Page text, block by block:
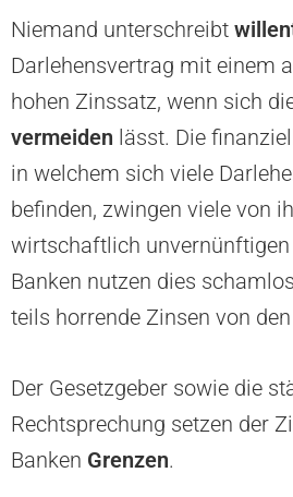
Niemand unterschreibt
Darlehensvertrag mit einem
hohen Zinssatz, wenn sich
vermeiden lässt. Die
in welchem sich viele
befinden, zwingen viele von
wirtschaftlich unvernünftigen
Banken nutzen dies
teils horrende Zinsen von
Der Gesetzgeber sowie die
Rechtsprechung setzen der
Banken Grenzen.